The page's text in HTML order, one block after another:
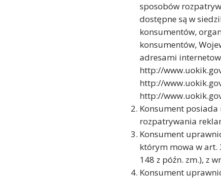
sposobów
dostępne są w
konsumentów,
konsumentów,
adresami
http://
http://
http://
Konsument posiada
rozpatrywania
Konsument
którym mowa w art.
148 z późn. zm.), z
Konsument